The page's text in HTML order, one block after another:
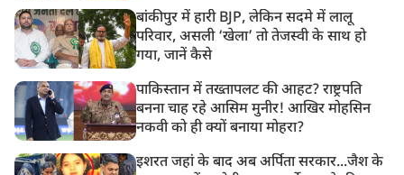
बांकीपुर में हारी BJP, लेकिन सदमे में लालू
परिवार, असली ‘खेला’ तो तेजस्वी के साथ हो
गया, जानें कैसे
पाकिस्तान में तख्तापलट की आहट? राष्ट्रपति
बनना चाह रहे आसिम मुनीर! आखिर मोहसिन
नकवी को ही क्यों बनाया मोहरा?
इशरत जहां के बाद अब अर्पिता सरकार...जैश के